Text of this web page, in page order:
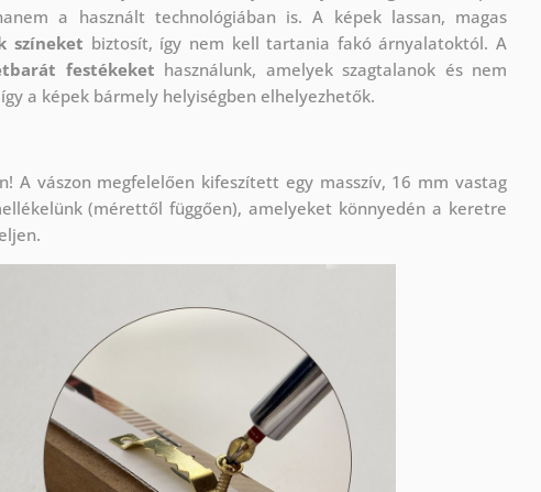
a használt technológiában is. A képek lassan, magas
színeket biztosít, így nem kell tartania fakó árnyalatoktól. A
festékeket használunk, amelyek szagtalanok és nem
a képek bármely helyiségben elhelyezhetők.
A vászon megfelelően kifeszített egy masszív, 16 mm vastag
(mérettől függően), amelyeket könnyedén a keretre